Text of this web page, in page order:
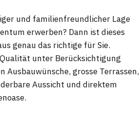
und familienfreundlicher Lage
erwerben? Dann ist dieses
genau das richtige für Sie.
unter Berücksichtigung
Ausbauwünsche, grosse Terrassen,
Aussicht und direktem